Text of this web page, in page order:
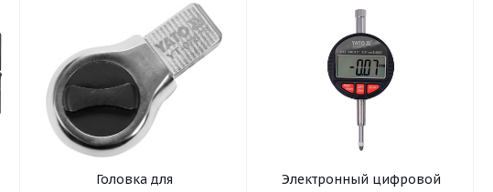
Головка для
Электронный цифровой